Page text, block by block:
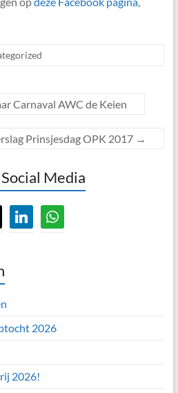
Carnaval AWC de Keien
Prinsjesdag OPK 2017 →
Media
linkedinwhatsapp
2026
2026!